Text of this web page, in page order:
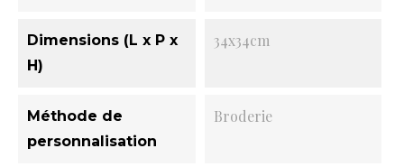
Dimensions (L x P x
H)
34x34cm
Méthode de
personnalisation
Broderie